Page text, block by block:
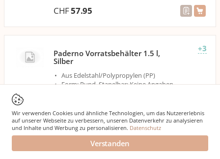
CHF57.95
+3
Paderno Vorratsbehälter 1.5 l,
Silber
Aus Edelstahl/Polypropylen (PP)
Form: Rund, Stapelbar: Keine Angaben
CHF26.90
+18
Wir verwenden Cookies und ähnliche Technologien, um das Nutzererlebnis
auf unserer Webseite zu verbessern, unseren Datenverkehr zu analysieren
und Inhalte und Werbung zu personalisieren. Datenschutz
Verstanden